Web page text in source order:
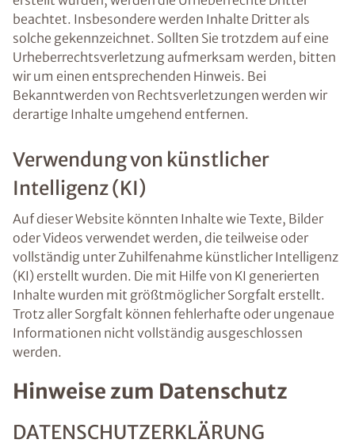
beachtet. Insbesondere werden Inhalte Dritter als
solche gekennzeichnet. Sollten Sie trotzdem auf eine
Urheberrechtsverletzung aufmerksam werden, bitten
wir um einen entsprechenden Hinweis. Bei
Bekanntwerden von Rechtsverletzungen werden wir
derartige Inhalte umgehend entfernen.
Verwendung von künstlicher
Intelligenz (KI)
Auf dieser Website könnten Inhalte wie Texte, Bilder
oder Videos verwendet werden, die teilweise oder
vollständig unter Zuhilfenahme künstlicher Intelligenz
(KI) erstellt wurden. Die mit Hilfe von KI generierten
Inhalte wurden mit größtmöglicher Sorgfalt erstellt.
Trotz aller Sorgfalt können fehlerhafte oder ungenaue
Informationen nicht vollständig ausgeschlossen
werden.
Hinweise zum Datenschutz
DATENSCHUTZERKLÄRUNG